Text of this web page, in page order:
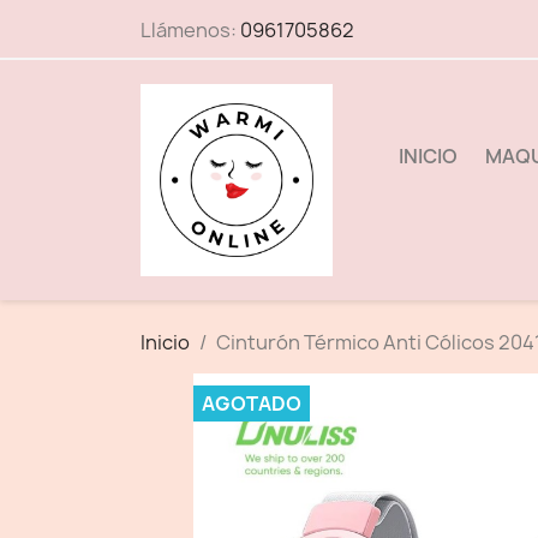
Llámenos: 0961705862
INICIO
Inicio Cinturón Térmico Anti Cólicos
AGOTADO